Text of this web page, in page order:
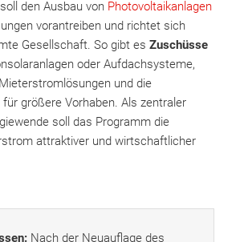
den Ausbau von Photovoltaikanlagen
vorantreiben und richtet sich
Gesellschaft. So gibt es Zuschüsse
oder Aufdachsysteme,
und die
größere Vorhaben. Als zentraler
soll das Programm die
attraktiver und wirtschaftlicher
Nach der Neuauflage des